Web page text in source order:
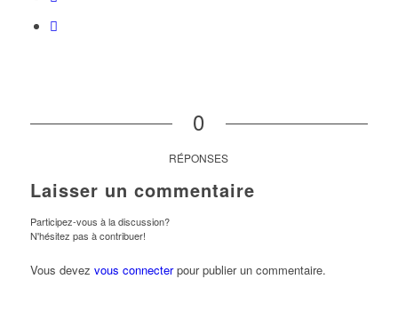
0
RÉPONSES
Laisser un commentaire
Participez-vous à la discussion?
N'hésitez pas à contribuer!
Vous devez vous connecterpour publier un commentaire.